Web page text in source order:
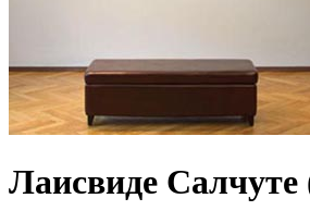
Лаисвиде Салчуте